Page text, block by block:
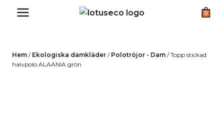
0
Hem / Ekologiska damkläder / Polotröjor - Dam /Topp stickad
halvpolo ALAANIA grön